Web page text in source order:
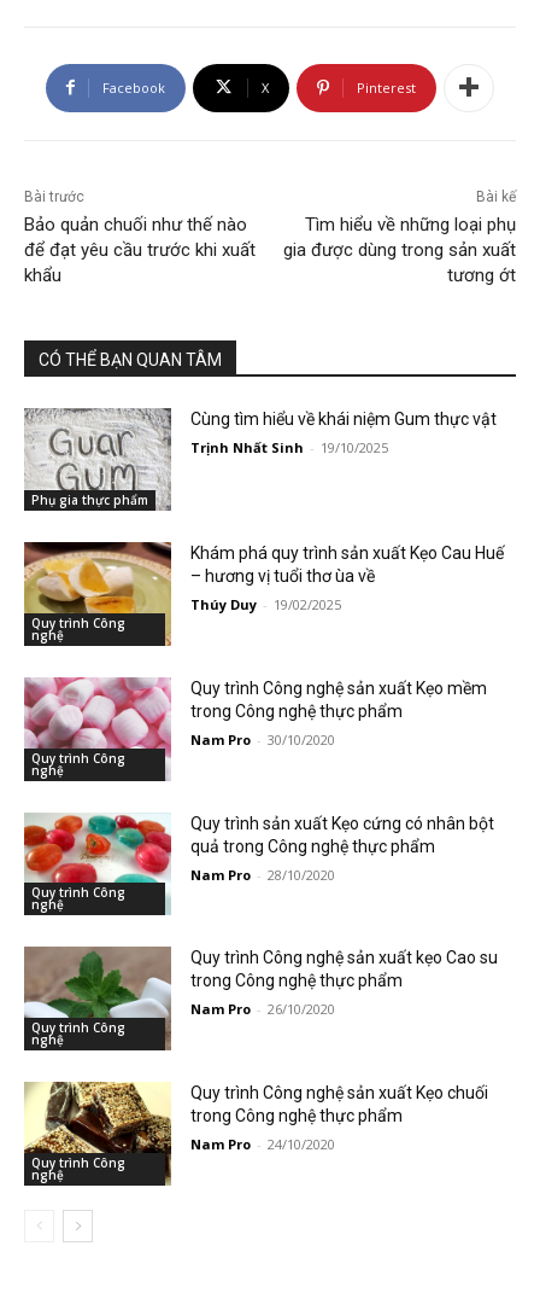
Facebook X Pinterest
Bài trước
Bảo quản chuối như thế nào
để đạt yêu cầu trước khi xuất
khẩu
Bài kế
Tìm hiểu về những loại phụ
gia được dùng trong sản xuất
tương ớt
CÓ THỂ BẠN QUAN TÂM
Phụ gia thực phẩm
Cùng tìm hiểu về khái niệm Gum thực vật
Trịnh Nhất Sinh - 19/10/2025
Quy trình Công
nghệ
Khám phá quy trình sản xuất Kẹo Cau Huế
– hương vị tuổi thơ ùa về
Thúy Duy - 19/02/2025
Quy trình Công
nghệ
Quy trình Công nghệ sản xuất Kẹo mềm
trong Công nghệ thực phẩm
Nam Pro - 30/10/2020
Quy trình Công
nghệ
Quy trình sản xuất Kẹo cứng có nhân bột
quả trong Công nghệ thực phẩm
Nam Pro - 28/10/2020
Quy trình Công
nghệ
Quy trình Công nghệ sản xuất kẹo Cao su
trong Công nghệ thực phẩm
Nam Pro - 26/10/2020
Quy trình Công
nghệ
Quy trình Công nghệ sản xuất Kẹo chuối
trong Công nghệ thực phẩm
Nam Pro - 24/10/2020